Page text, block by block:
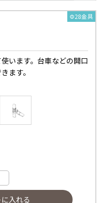
Φ28金具
います。台車などの開口
ます。